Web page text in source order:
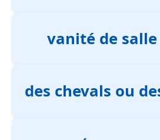
vanité de
des chevals ou